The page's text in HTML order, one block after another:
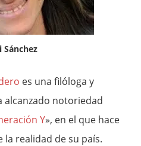
Sánchez
es una filóloga y
alcanzado notoriedad
Y», en el que hace
realidad de su país.